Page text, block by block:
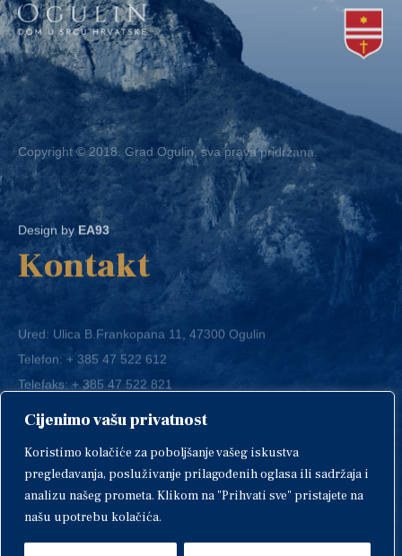
Cijenimo vašu privatnost
Koristimo kolačiće za poboljšanje vašeg iskustva
pregledavanja, posluživanje prilagođenih oglasa ili sadržaja i
analizu našeg prometa. Klikom na "Prihvati sve" pristajete na
našu upotrebu kolačića.
Copyright © 2018. Grad Ogulin, sva prava pridržana.
Design by EA93
Kontakt
Telefon:+ 385 47 522 612
Telefaks:+ 385 47 522 821
E-mail:grad-ogulin@ogulin.hr